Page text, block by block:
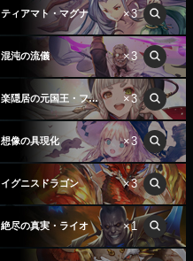
ティアマト・マグナ ×3
混沌の流儀 ×3
楽隠居の元国王・フォリア ×3
想像の具現化 ×3
イグニスドラゴン ×3
絶尽の真実・ライオ ×1